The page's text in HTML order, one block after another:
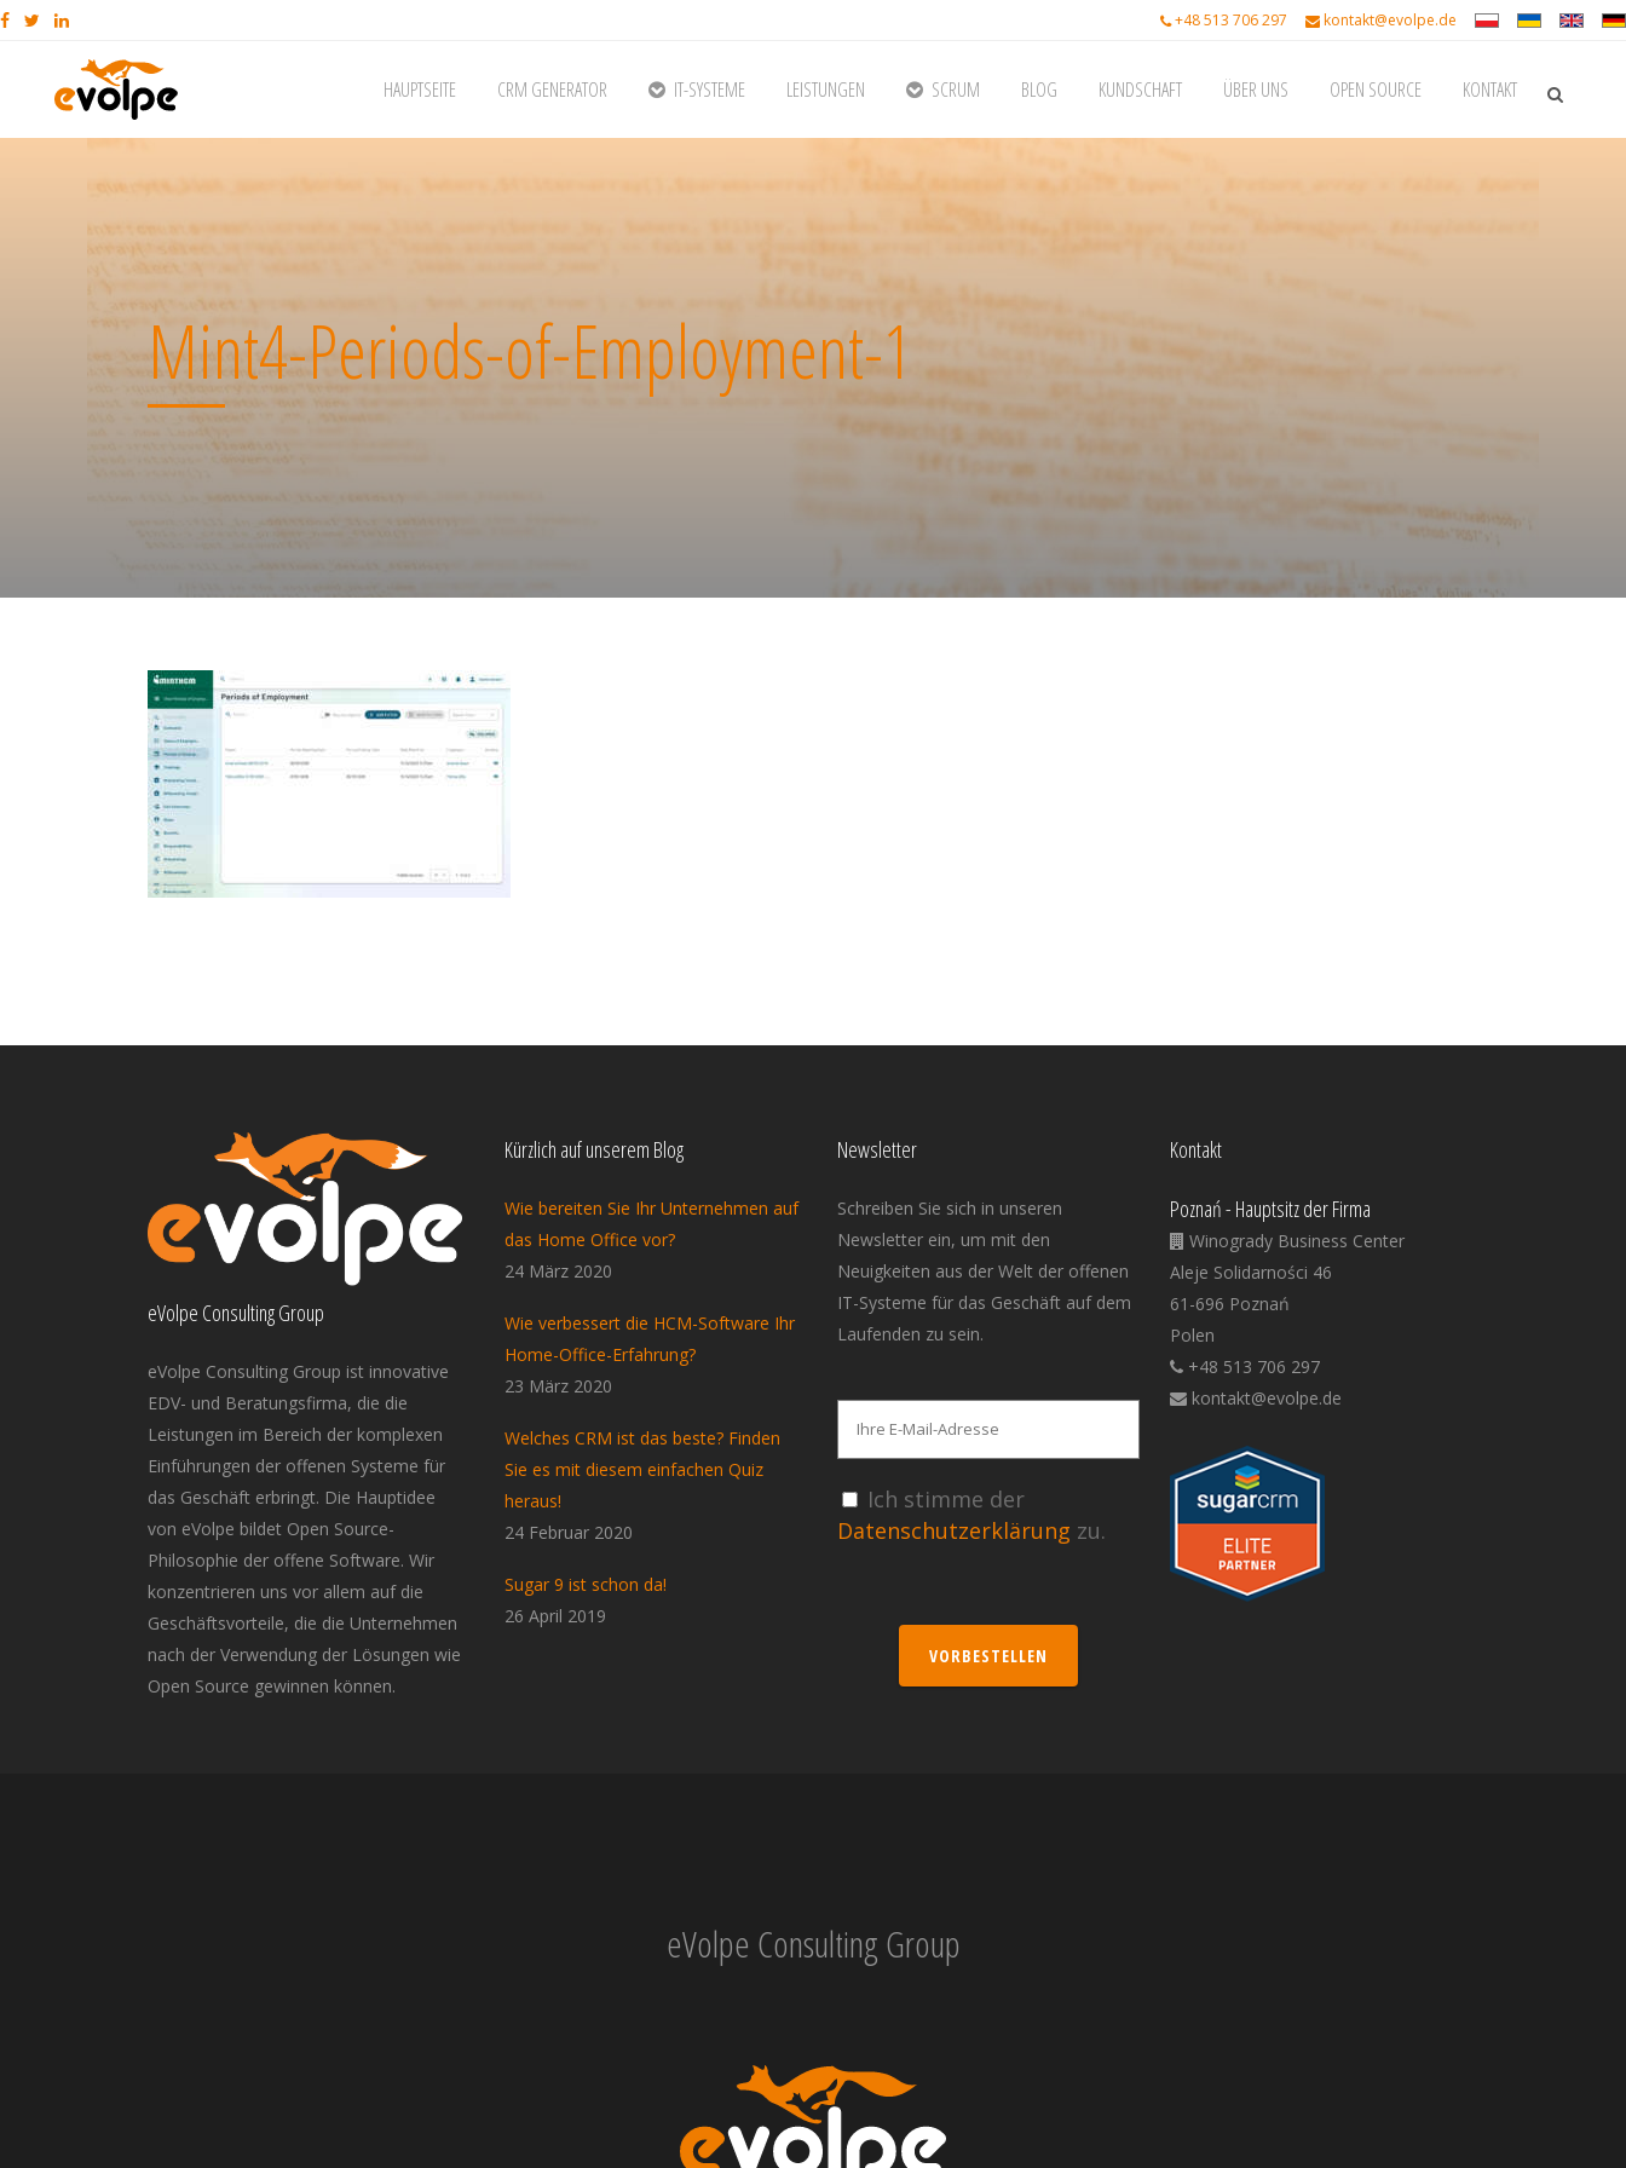
+48 513 706 297 kontakt@evolpe.de
HAUPTSEITE CRM GENERATOR IT-SYSTEME LEISTUNGEN SCRUM BLOG KUNDSCHAFT ÜBER UNS OPEN SOURCE KONTAKT
Mint4-Periods-of-Employment-1
eVolpe Consulting Group
eVolpe Consulting Group ist innovative
EDV- und Beratungsfirma, die die
Leistungen im Bereich der komplexen
Einführungen der offenen Systeme für
das Geschäft erbringt. Die Hauptidee
von eVolpe bildet Open Source-
Philosophie der offene Software. Wir
konzentrieren uns vor allem auf die
Geschäftsvorteile, die die Unternehmen
nach der Verwendung der Lösungen wie
Open Source gewinnen können.
Kürzlich auf unserem Blog
Wie bereiten Sie Ihr Unternehmen auf
das Home Office vor?
24 März 2020
Wie verbessert die HCM-Software Ihr
Home-Office-Erfahrung?
23 März 2020
Welches CRM ist das beste? Finden
Sie es mit diesem einfachen Quiz
heraus!
24 Februar 2020
Sugar 9 ist schon da!
26 April 2019
Newsletter
Schreiben Sie sich in unseren
Newsletter ein, um mit den
Neuigkeiten aus der Welt der offenen
IT-Systeme für das Geschäft auf dem
Laufenden zu sein.
Ich stimme der
Datenschutzerklärung zu.
VORBESTELLEN
Kontakt
Poznań - Hauptsitz der Firma
Winogrady Business Center
Aleje Solidarności 46
61-696 Poznań
Polen
+48 513 706 297
kontakt@evolpe.de
eVolpe Consulting Group